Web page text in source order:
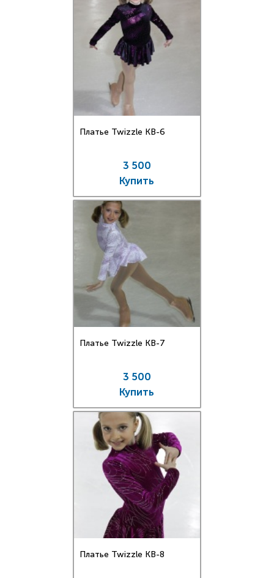
Платье Twizzle КВ-6
3 500
Купить
Платье Twizzle КВ-7
3 500
Купить
Платье Twizzle КВ-8